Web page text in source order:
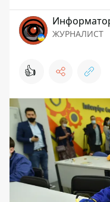
ЖУРНАЛИСТ
👍